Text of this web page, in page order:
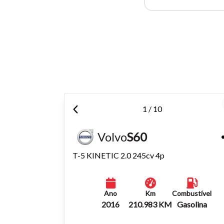
1 / 10
VolvoS60
T-5 KINETIC 2.0 245cv 4p
Ano
2016
Km
210.983 KM
Combustível
Gasolina